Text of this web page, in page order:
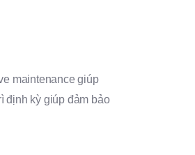
maintenance giúp
định kỳ giúp đảm bảo